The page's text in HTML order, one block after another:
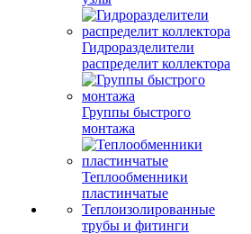
Гидроразделители
распределит коллектора
Группы быстрого
монтажа
Теплообменники
пластинчатые
Теплоизолированные
трубы и фитинги